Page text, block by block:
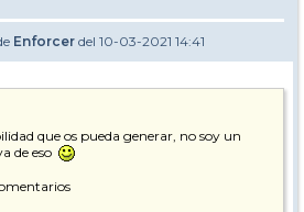
Enforcer del 10-03-2021 14:41
que os pueda generar, no soy un
de eso